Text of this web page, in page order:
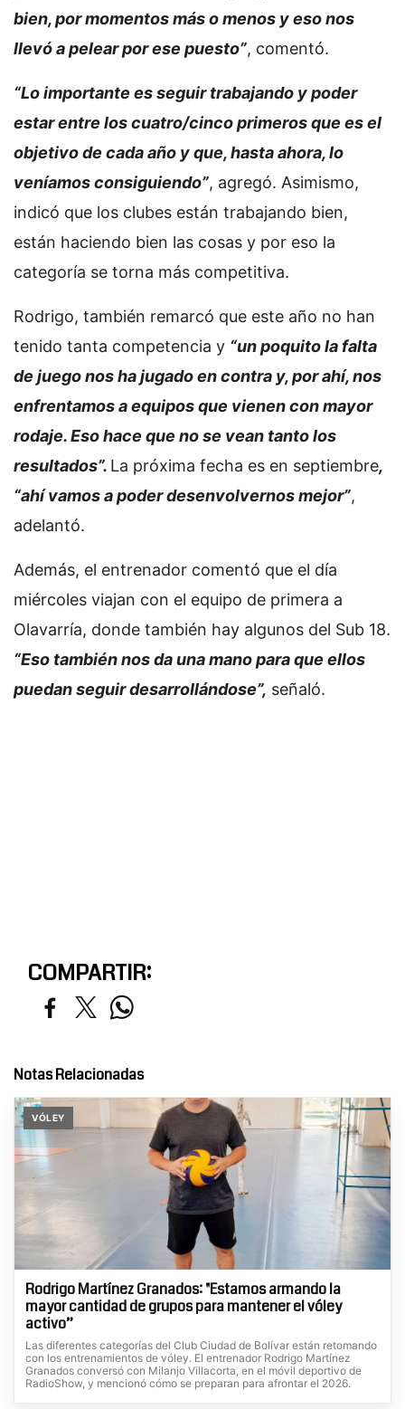
bien, por momentos más o menos y eso nos
llevó a pelear por ese puesto”, comentó.
“Lo importante es seguir trabajando y poder
estar entre los cuatro/cinco primeros que es el
objetivo de cada año y que, hasta ahora, lo
veníamos consiguiendo”, agregó. Asimismo,
indicó que los clubes están trabajando bien,
están haciendo bien las cosas y por eso la
categoría se torna más competitiva.
Rodrigo, también remarcó que este año no han
tenido tanta competencia y “un poquito la falta
de juego nos ha jugado en contra y, por ahí, nos
enfrentamos a equipos que vienen con mayor
rodaje. Eso hace que no se vean tanto los
resultados”. La próxima fecha es en septiembre,
“ahí vamos a poder desenvolvernos mejor”,
adelantó.
Además, el entrenador comentó que el día
miércoles viajan con el equipo de primera a
Olavarría, donde también hay algunos del Sub 18.
“Eso también nos da una mano para que ellos
puedan seguir desarrollándose”, señaló.
COMPARTIR:
Notas Relacionadas
VÓLEY
Rodrigo Martínez Granados: "Estamos armando la
mayor cantidad de grupos para mantener el vóley
activo”
Las diferentes categorías del Club Ciudad de Bolívar están retomando
con los entrenamientos de vóley. El entrenador Rodrigo Martínez
Granados conversó con Milanjo Villacorta, en el móvil deportivo de
RadioShow, y mencionó cómo se preparan para afrontar el 2026.